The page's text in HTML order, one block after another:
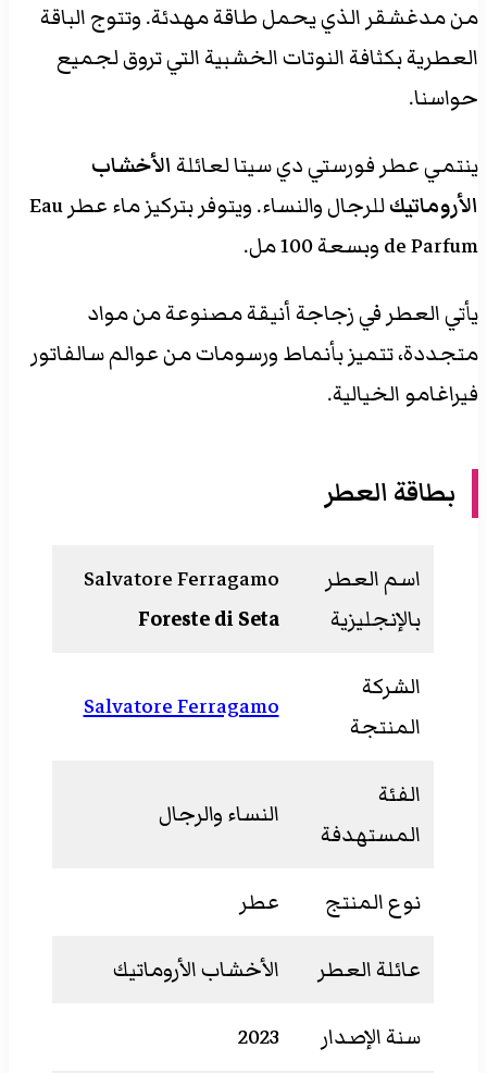
من مدغشقر الذي يحمل طاقة مهدئة. وتتوج الباقة
العطرية بكثافة النوتات الخشبية التي تروق لجميع
حواسنا.
ينتمي عطر فورستي دي سيتا لعائلة الأخشاب
الأروماتيك
للرجال والنساء. ويتوفر بتركيز ماء عطر Eau
de Parfum وبسعة 100 مل.
يأتي العطر في زجاجة أنيقة مصنوعة من مواد
متجددة، تتميز بأنماط ورسومات من عوالم سالفاتور
فيراغامو الخيالية.
بطاقة العطر
اسم العطر
بالإنجليزية
Salvatore Ferragamo
Foreste di Seta
الشركة
المنتجة
Salvatore Ferragamo
الفئة
المستهدفة
النساء والرجال
نوع المنتج عطر
عائلة العطر الأخشاب الأروماتيك
سنة الإصدار 2023